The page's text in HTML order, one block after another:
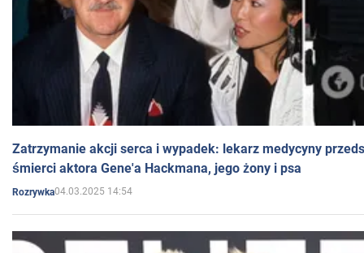
Zatrzymanie akcji serca i wypadek: lekarz medycyny
śmierci aktora Gene'a Hackmana, jego żony i psa
Rozrywka04.03.2025 14:54